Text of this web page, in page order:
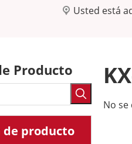
Usted está
Producto
de producto
No